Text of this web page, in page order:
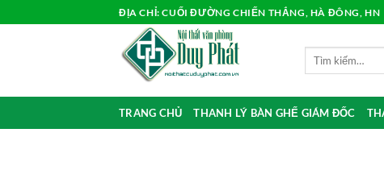
qua
ĐỊA CHỈ: CUỐI ĐƯỜNG CHIẾN THẮNG, HÀ ĐÔNG, HN
Tìm
TRANG CHỦ THANH LÝ BÀN GHẾ GIÁM ĐỐC